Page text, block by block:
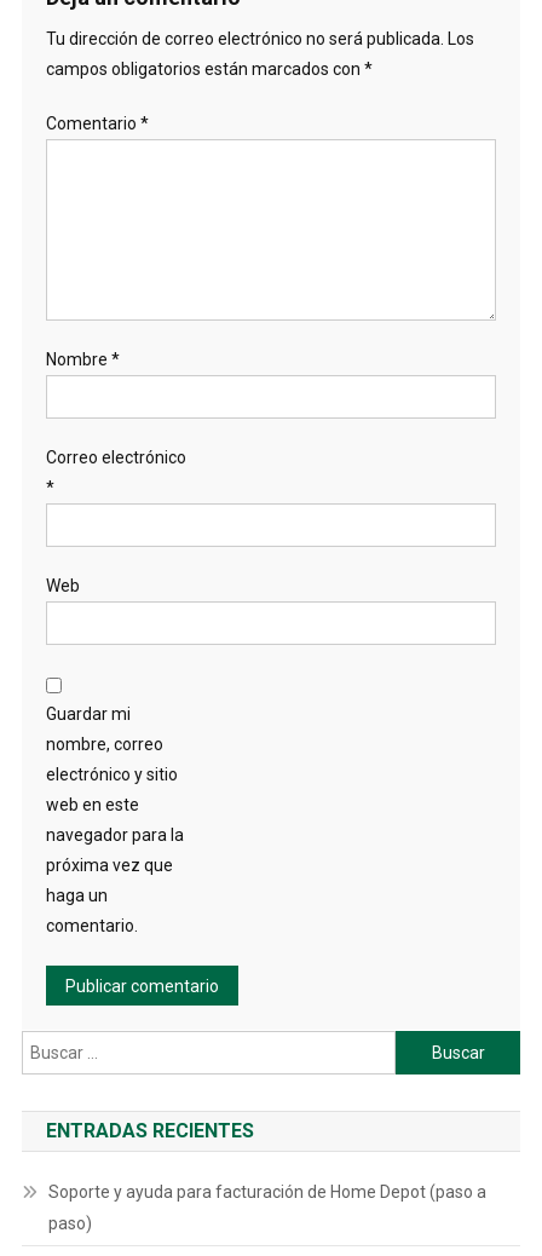
Tu dirección de correo electrónico no será publicada. Los
campos obligatorios están marcados con *
Comentario *
Nombre *
Correo electrónico
*
Web
Guardar mi
nombre, correo
electrónico y sitio
web en este
navegador para la
próxima vez que
haga un
comentario.
Buscar:
ENTRADAS RECIENTES
Soporte y ayuda para facturación de Home Depot (paso a
paso)